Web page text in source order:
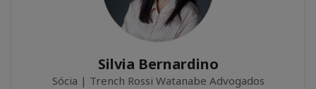
Silvia Bernardino
Sócia | Trench Rossi Watanabe Advogados